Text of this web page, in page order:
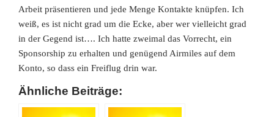
Arbeit präsentieren und jede Menge Kontakte knüpfen. Ich
weiß, es ist nicht grad um die Ecke, aber wer vielleicht grad
in der Gegend ist…. Ich hatte zweimal das Vorrecht, ein
Sponsorship zu erhalten und genügend Airmiles auf dem
Konto, so dass ein Freiflug drin war.
Ähnliche Beiträge: